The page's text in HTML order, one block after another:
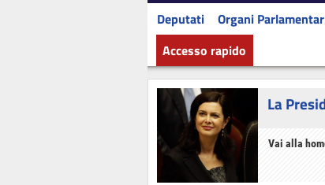
Deputati Organi
Accesso rapido
La
Vai alla